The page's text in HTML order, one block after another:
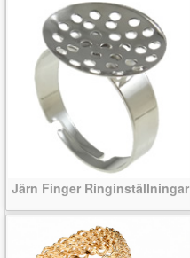
Järn Finger Ringinställningar